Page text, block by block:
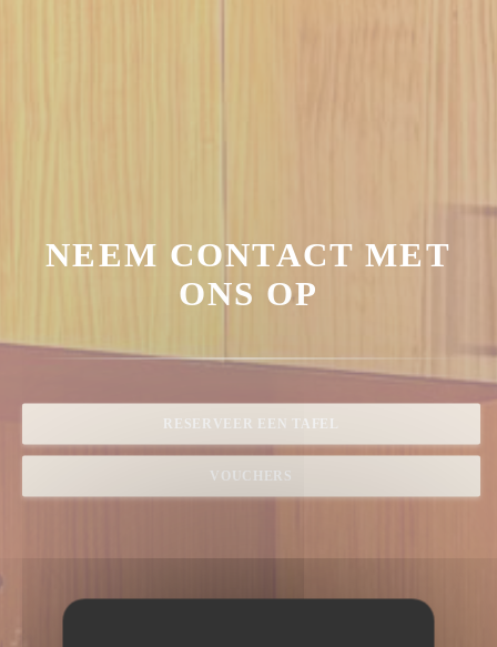
NEEM CONTACT MET
ONS OP
RESERVEER EEN TAFEL
VOUCHERS